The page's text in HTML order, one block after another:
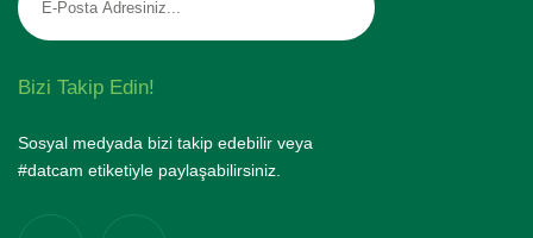
Bizi Takip Edin!
Sosyal medyada bizi takip edebilir veya
#datcam etiketiyle paylaşabilirsiniz.